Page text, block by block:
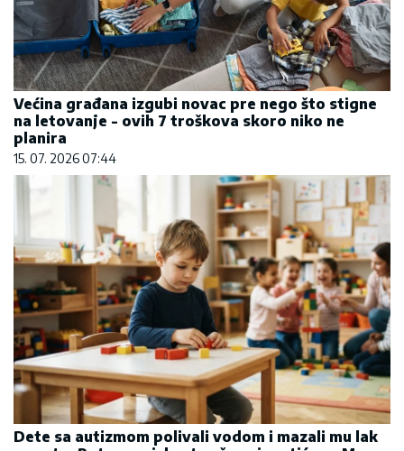
Većina građana izgubi novac pre nego što stigne
na letovanje - ovih 7 troškova skoro niko ne
planira
15. 07. 2026 07:44
Dete sa autizmom polivali vodom i mazali mu lak